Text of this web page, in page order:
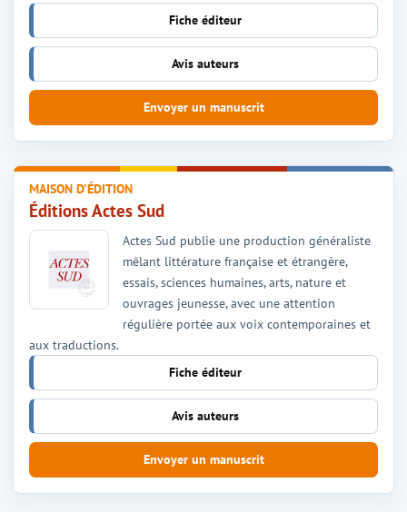
Fiche éditeur
Avis auteurs
Envoyer un manuscrit
MAISON D'ÉDITION
Éditions Actes Sud
Actes Sud publie une production généraliste
mêlant littérature française et étrangère,
essais, sciences humaines, arts, nature et
ouvrages jeunesse, avec une attention
régulière portée aux voix contemporaines et
aux traductions.
Fiche éditeur
Avis auteurs
Envoyer un manuscrit